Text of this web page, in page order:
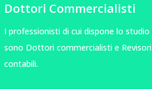
Dottori Commercialisti
I professionisti di cui dispone lo studio
sono Dottori commercialisti e Revisori
contabili.